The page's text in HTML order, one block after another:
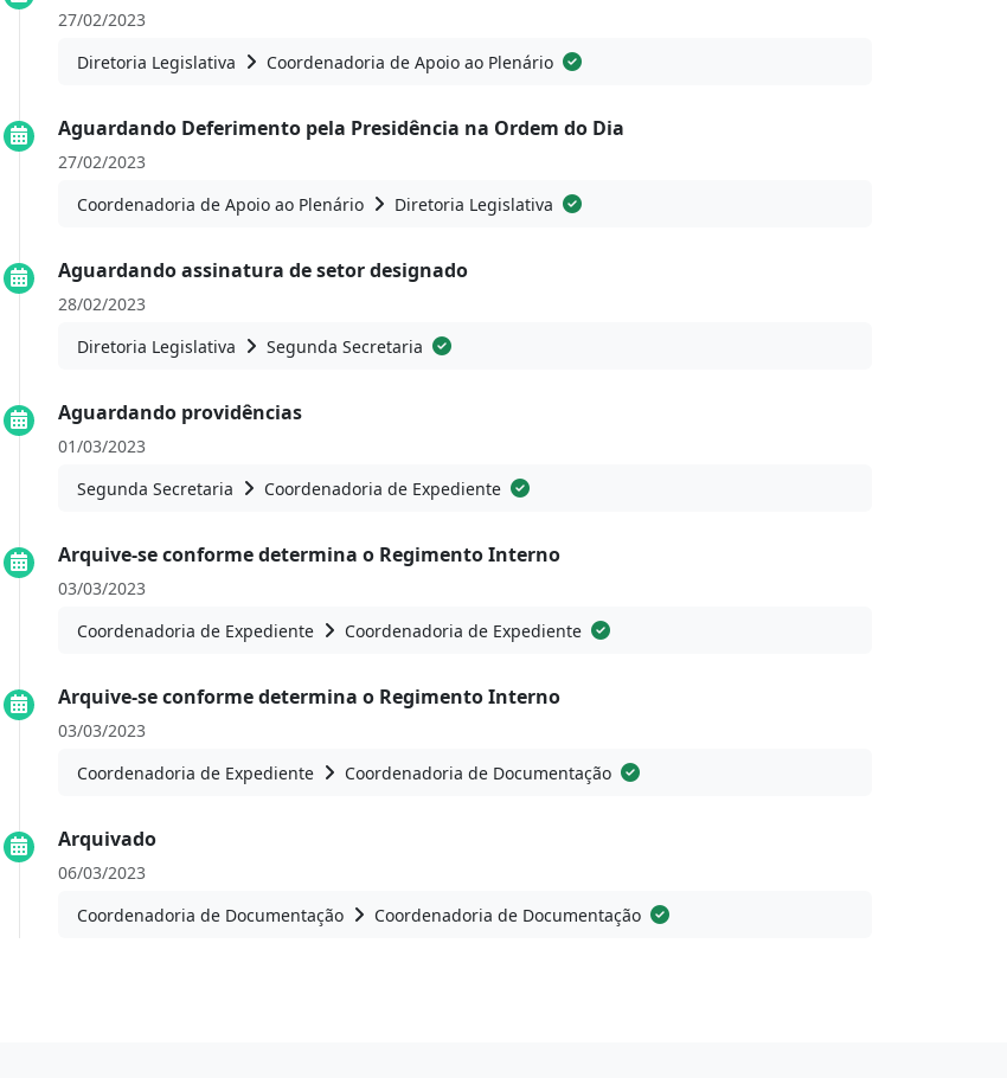
27/02/2023
Diretoria Legislativa
Coordenadoria de Apoio ao Plenário
Aguardando Deferimento pela Presidência na Ordem do Dia
27/02/2023
Coordenadoria de Apoio ao Plenário
Diretoria Legislativa
Aguardando assinatura de setor designado
28/02/2023
Diretoria Legislativa
Segunda Secretaria
Aguardando providências
01/03/2023
Segunda Secretaria
Coordenadoria de Expediente
Arquive-se conforme determina o Regimento Interno
03/03/2023
Coordenadoria de Expediente
Coordenadoria de Expediente
Arquive-se conforme determina o Regimento Interno
03/03/2023
Coordenadoria de Expediente
Coordenadoria de Documentação
Arquivado
06/03/2023
Coordenadoria de Documentação
Coordenadoria de Documentação